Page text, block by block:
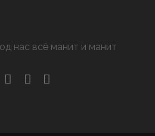
нас всё манит и манит
facebook
youtube